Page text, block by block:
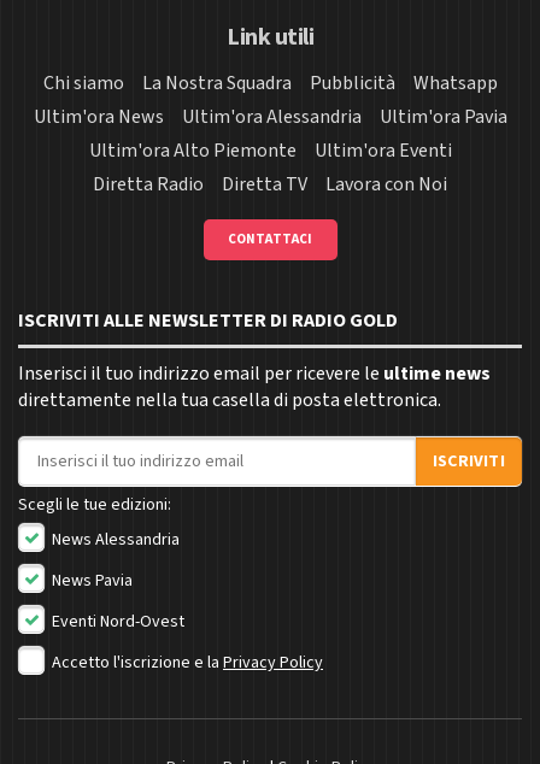
Link utili
Chi siamo La Nostra Squadra Pubblicità
Whatsapp
Ultim'ora News
Ultim'ora Alessandria
Ultim'ora Pavia
Ultim'ora Alto Piemonte
Ultim'ora Eventi
Diretta Radio
Diretta TV Lavora con Noi
CONTATTACI
ISCRIVITI ALLE NEWSLETTER DI RADIO GOLD
Inserisci il tuo indirizzo email per ricevere le ultime news
direttamente nella tua casella di posta elettronica.
Indirizzo email
ISCRIVITI
Scegli le tue edizioni:
News Alessandria
News Pavia
Eventi Nord-Ovest
Accetto l'iscrizione e la Privacy Policy